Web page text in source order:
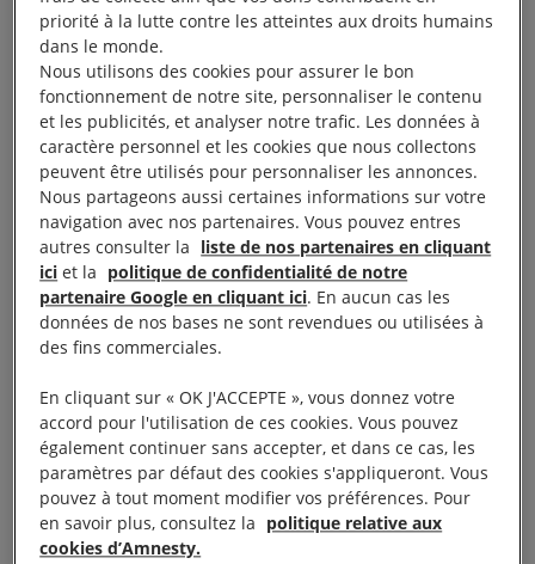
impliquer des Institutions et des collectivités locales
en faveur d’une justice plus élevée et plus humaine,
capable de respecter la vie en toutes circonstances.
Les villes qui participent à cette initiative mettent à
disposition un lieu emblématique de la ville,qui peut
être illuminé par des projections de vidéos contre la
peine de mort. De même, la ville peut organiser des
rassemblement ou des conférences autour de
l’abolition de la peine de mort.
Notre organisation est partie intégrante de cette
initiative internationale, notamment via la Coalition
mondiale pour l’abolition de la peine de mort.
Au niveau français, nos groupes locaux s’impliquent
également et montent des opérations dans plusieurs
priorité à la lutte contre les atteintes aux droits humains
dans le monde.
Nous utilisons des cookies pour assurer le bon
fonctionnement de notre site, personnaliser le contenu
et les publicités, et analyser notre trafic. Les données à
caractère personnel et les cookies que nous collectons
peuvent être utilisés pour personnaliser les annonces.
Nous partageons aussi certaines informations sur votre
navigation avec nos partenaires. Vous pouvez entres
autres consulter la liste de nos partenaires en cliquant
ici et la politique de confidentialité de notre
partenaire Google en cliquant ici. En aucun cas les
données de nos bases ne sont revendues ou utilisées à
des fins commerciales.
En cliquant sur « OK J'ACCEPTE », vous donnez votre
accord pour l'utilisation de ces cookies. Vous pouvez
également continuer sans accepter, et dans ce cas, les
paramètres par défaut des cookies s'appliqueront. Vous
pouvez à tout moment modifier vos préférences. Pour
en savoir plus, consultez la politique relative aux
cookies d’Amnesty.